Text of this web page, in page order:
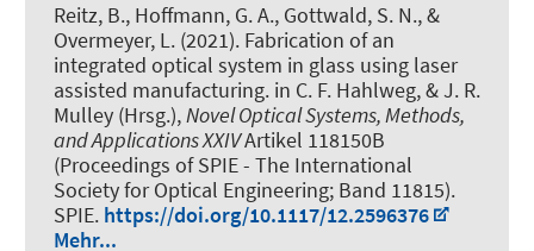
Reitz, B., Hoffmann, G. A., Gottwald, S. N., &
Overmeyer, L. (2021). Fabrication of an
integrated optical system in glass using laser
assisted manufacturing. in C. F. Hahlweg, & J. R.
Mulley (Hrsg.),Novel Optical Systems, Methods,
and Applications XXIVArtikel 118150B
(Proceedings of SPIE - The International
Society for Optical Engineering; Band 11815).
SPIE. https://doi.org/10.1117/12.2596376
Mehr...